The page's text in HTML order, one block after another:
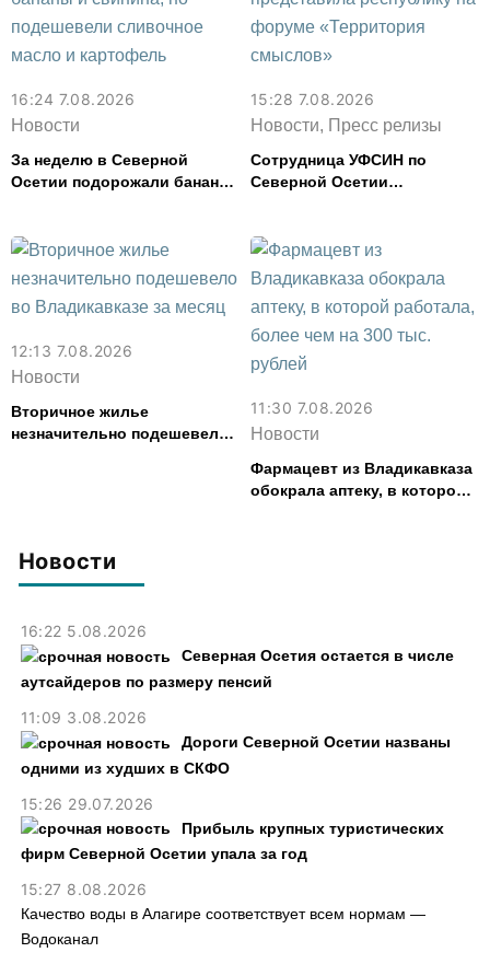
Новости
16:22 5.08.2026
Северная Осетия остается в числе
аутсайдеров по размеру пенсий
11:09 3.08.2026
Дороги Северной Осетии названы
одними из худших в СКФО
15:26 29.07.2026
Прибыль крупных туристических
фирм Северной Осетии упала за год
15:27 8.08.2026
Качество воды в Алагире соответствует всем нормам —
Водоканал
16:24 7.08.2026
Новости
За неделю в Северной
Осетии подорожали бананы
картофель
15:28 7.08.2026
Новости, Пресс релизы
Сотрудница УФСИН по
Северной Осетии
смыслов»
12:13 7.08.2026
Новости
Вторичное жилье
незначительно подешевело
11:30 7.08.2026
Новости
Фармацевт из Владикавказа
обокрала аптеку, в которой